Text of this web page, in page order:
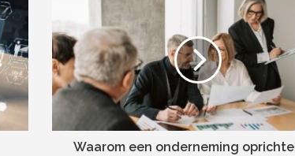
Waarom een onderneming